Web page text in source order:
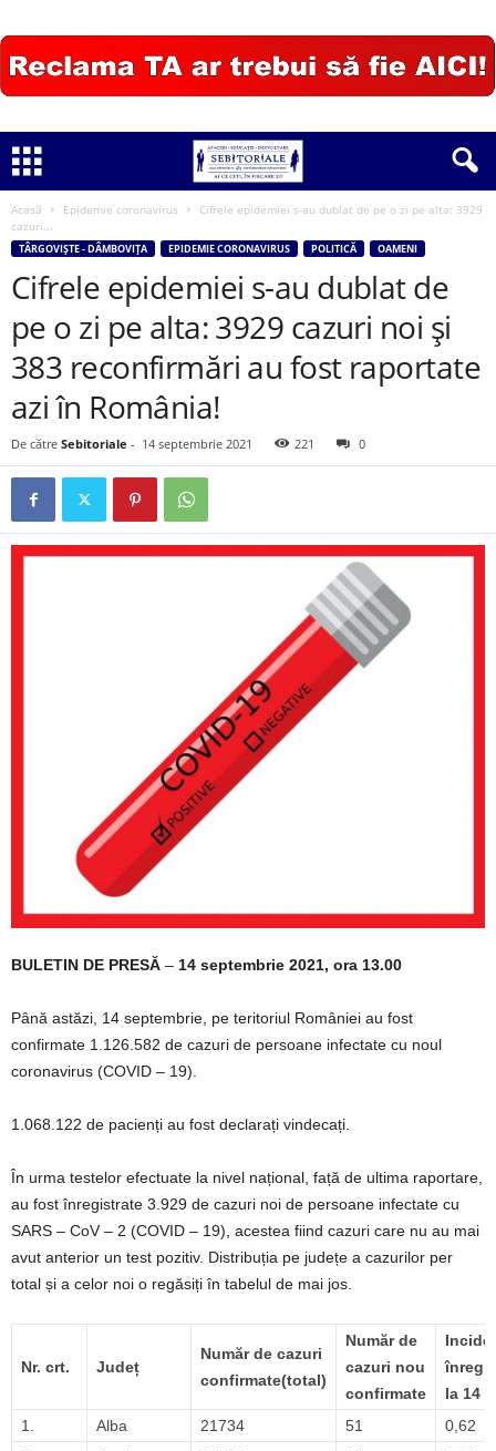
Acasă Epidemie coronavirus
Cifrele epidemiei s-au dublat de pe o zi pe alta: 3929
cazuri...
TÂRGOVIȘTE - DÂMBOVIȚA EPIDEMIE CORONAVIRUS POLITICĂ OAMENI
Cifrele epidemiei s-au dublat de
pe o zi pe alta: 3929 cazuri noi și
383 reconfirmări au fost raportate
azi în România!
De către Sebitoriale - 14 septembrie 2021 221 0
BULETIN DE PRESĂ – 14 septembrie 2021, ora 13.00
Până astăzi, 14 septembrie, pe teritoriul României au fost
confirmate 1.126.582 de cazuri de persoane infectate cu noul
coronavirus (COVID – 19).
1.068.122 de pacienți au fost declarați vindecați.
În urma testelor efectuate la nivel național, față de ultima raportare,
au fost înregistrate 3.929 de cazuri noi de persoane infectate cu
SARS – CoV – 2 (COVID – 19), acestea fiind cazuri care nu au mai
avut anterior un test pozitiv. Distribuția pe județe a cazurilor per
total și a celor noi o regăsiți în tabelul de mai jos.
Nr. crt. Județ
Număr de cazuri
confirmate(total)
Număr de
cazuri nou
confirmate
la 14
1.
Alba 21734 51
0,62